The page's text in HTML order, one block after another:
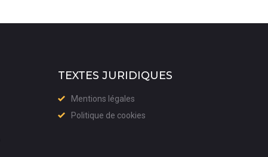
TEXTES JURIDIQUES
Mentions légales
Politique de cookies